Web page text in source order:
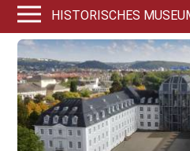
HISTORISCHES